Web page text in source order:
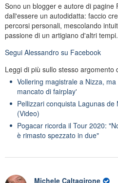
Sono un blogger e autore di pagine
dall'essere un autodidatta: faccio
percorsi personali, mescolando
passione di un artigiano d'altri tempi.
Segui Alessandro su Facebook
Leggi di più sullo stesso argomento
Vollering magistrale a Nizza,
mancato di fairplay'
Pellizzari conquista Lagunas
(Video)
Pogacar ricorda il Tour 2020:
è rimasto spezzato in due"
Michele Caltagirone